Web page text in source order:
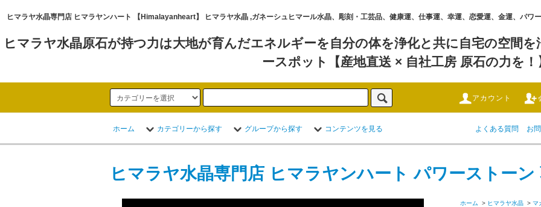
ヒマラヤ水晶専門店 ヒマラヤンハート 【Himalayanheart】 ヒマラヤ水晶 ,ガネーシュヒマール水晶、彫刻・工芸品、健康運、仕事運、幸運、恋愛運、金運、パ
ヒマラヤ水晶原石が持つ力は大地が育んだエネルギーを自分の体を浄化と共に自宅の空間
ースポット【産地直送 × 自社工房 原石の力を！
アカウント
ホーム カテゴリーから探す グループから探す コンテンツを見る よくある質問 お
ヒマラヤ水晶専門店 ヒマラヤンハート パワーストーン
ホーム > ヒマラヤ水晶 > マ